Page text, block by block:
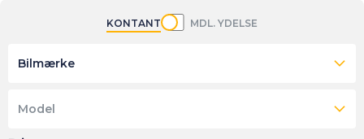
KONTANT MDL. YDELSE
Bilmærke
Model